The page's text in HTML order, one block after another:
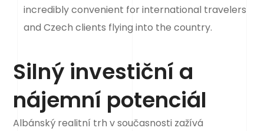
incredibly convenient for international travelers
and Czech clients flying into the country.
Silný investiční a
nájemní potenciál
Albánský realitní trh v současnosti zažívá